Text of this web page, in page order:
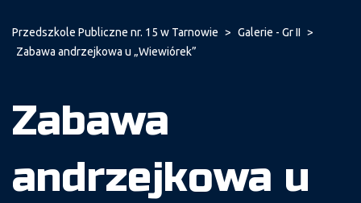
Przedszkole Publiczne nr. 15 w Tarnowie > Galerie - Gr II >
Zabawa andrzejkowa u „Wiewiórek”
Zabawa
andrzejkowa u